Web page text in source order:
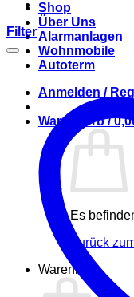
Shop
Über Uns
Alarmanlagen
Wohnmobile
Autoterm
Anmelden /
Warenkorb /
Es
Zurück
Warenkorb
Filter